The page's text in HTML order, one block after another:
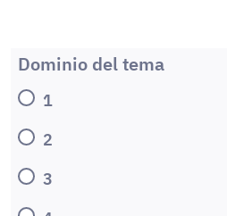
Dominio del tema
1
2
3